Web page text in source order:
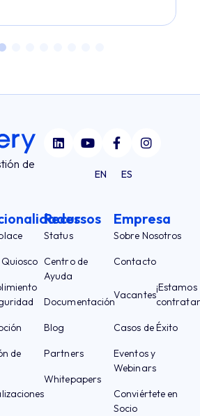
de
EN ES
de
Recursos
Status
Centro de
Ayuda
Documentación
Blog
Partners
Whitepapers
Empresa
Sobre Nosotros
Contacto
Vacantes
¡Estamos
Casos de Éxito
Eventos y
Webinars
Conviértete en
Socio